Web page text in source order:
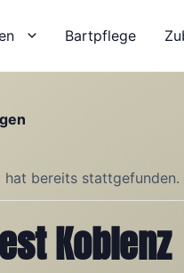
Bartpflege
hat bereits stattgefunden.
Koblenz